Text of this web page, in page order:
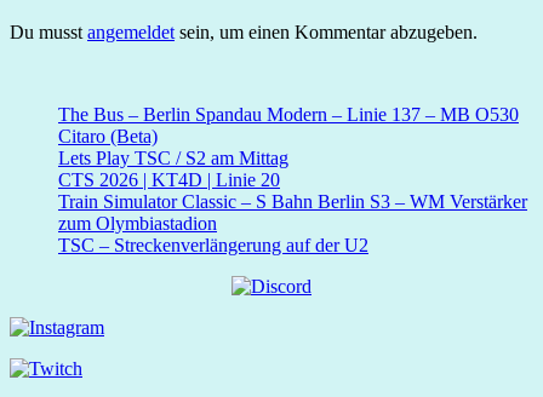
Du musst angemeldet sein, um einen Kommentar abzugeben.
The Bus – Berlin Spandau Modern – Linie 137 – MB O530
Citaro (Beta)
Lets Play TSC / S2 am Mittag
CTS 2026 | KT4D | Linie 20
Train Simulator Classic – S Bahn Berlin S3 – WM Verstärker
zum Olymbiastadion
TSC – Streckenverlängerung auf der U2